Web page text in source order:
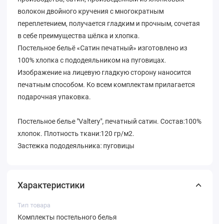
волокон двойного кручения с многократным
переплетением, получается гладким и прочным, сочетая
в себе преимущества шёлка и хлопка.
Постельное бельё «Сатин печатный» изготовлено из
100% хлопка с пододеяльником на пуговицах.
Изображение на лицевую гладкую сторону наносится
печатным способом. Ко всем комплектам прилагается
подарочная упаковка.
Постельное белье "Valtery", печатный сатин. Состав:100%
хлопок. Плотность ткани:120 гр/м2.
Застежка пододеяльника: пуговицы
Характеристики
Тип товара
Комплекты постельного белья